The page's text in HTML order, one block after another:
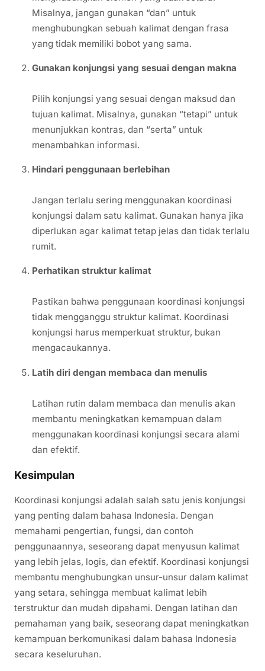
Misalnya, jangan gunakan “dan” untuk
menghubungkan sebuah kalimat dengan frasa
yang tidak memiliki bobot yang sama.
Gunakan konjungsi yang sesuai dengan makna
Pilih konjungsi yang sesuai dengan maksud dan
tujuan kalimat. Misalnya, gunakan “tetapi” untuk
menunjukkan kontras, dan “serta” untuk
menambahkan informasi.
Hindari penggunaan berlebihan
Jangan terlalu sering menggunakan koordinasi
konjungsi dalam satu kalimat. Gunakan hanya jika
diperlukan agar kalimat tetap jelas dan tidak terlalu
rumit.
Perhatikan struktur kalimat
Pastikan bahwa penggunaan koordinasi konjungsi
tidak mengganggu struktur kalimat. Koordinasi
konjungsi harus memperkuat struktur, bukan
mengacaukannya.
Latih diri dengan membaca dan menulis
Latihan rutin dalam membaca dan menulis akan
membantu meningkatkan kemampuan dalam
menggunakan koordinasi konjungsi secara alami
dan efektif.
Kesimpulan
Koordinasi konjungsi adalah salah satu jenis konjungsi
yang penting dalam bahasa Indonesia. Dengan
memahami pengertian, fungsi, dan contoh
penggunaannya, seseorang dapat menyusun kalimat
yang lebih jelas, logis, dan efektif. Koordinasi konjungsi
membantu menghubungkan unsur-unsur dalam kalimat
yang setara, sehingga membuat kalimat lebih
terstruktur dan mudah dipahami. Dengan latihan dan
pemahaman yang baik, seseorang dapat meningkatkan
kemampuan berkomunikasi dalam bahasa Indonesia
secara keseluruhan.